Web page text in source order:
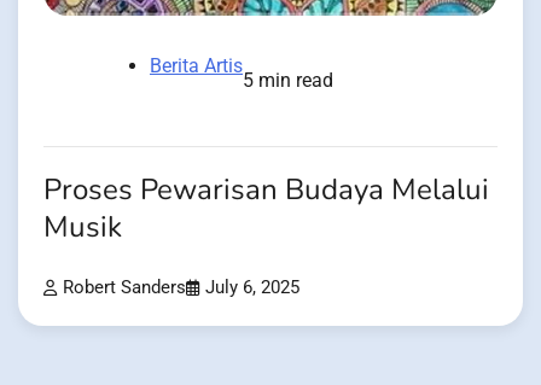
Berita Artis
5 min read
Proses Pewarisan Budaya Melalui
Musik
Robert Sanders July 6, 2025